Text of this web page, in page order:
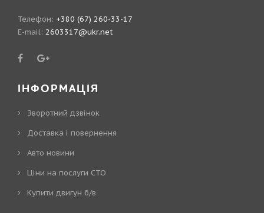
Телефон: +380 (67) 260-33-17
E-mail: 2603317@ukr.net
ІНФОРМАЦІЯ
Зворотний дзвінок
Доставка і повернення
Авто новини
Ціни на послуги СТО
Купити двигун б/в